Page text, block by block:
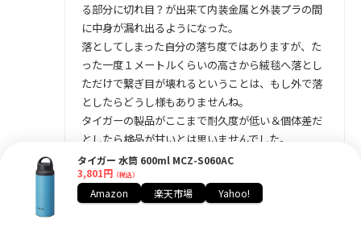
る部分に切れ目？が出来て内装金属と外装プラの間
に中身が漏れ出るようになった。
落としてしまった自分の落ち度ではありますが、た
った一度１メートルくらいの高さから絨毯へ落とし
ただけで繋ぎ目が壊れるということは、もし外で落
としたらどうし様もありませんね。
タイガーの製品がここまで耐久度が低い＆個体差だ
としたら検品が甘いとは思いませんでした。
引用元：www.amazon.co.jp
タイガー 水筒 600ml MCZ-S060AC
3,801円 （税込）
Amazon 楽天市場 Yahoo!